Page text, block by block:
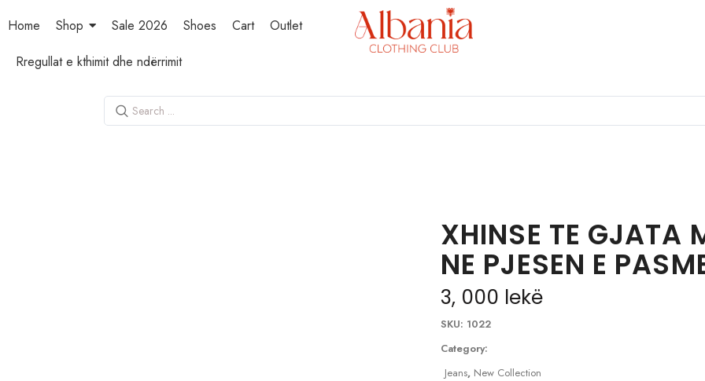
Home Shop Sale 2026 Shoes Cart
Outlet
Rregullat e kthimit dhe ndërrimit
XHINSE TE GJATA
NE PJESEN E
3, 000 lekë
SKU: 1022
Category:
Jeans, New Collection